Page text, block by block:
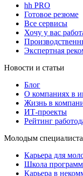
hh PRO
Готовое резюме
Все сервисы
Хочу у вас
Экспертная
Новости и статьи
Блог
О компаниях в
Жизнь в
ИТ-проекты
Рейтинг
Молодым
Карьера для
Школа
Карьера в